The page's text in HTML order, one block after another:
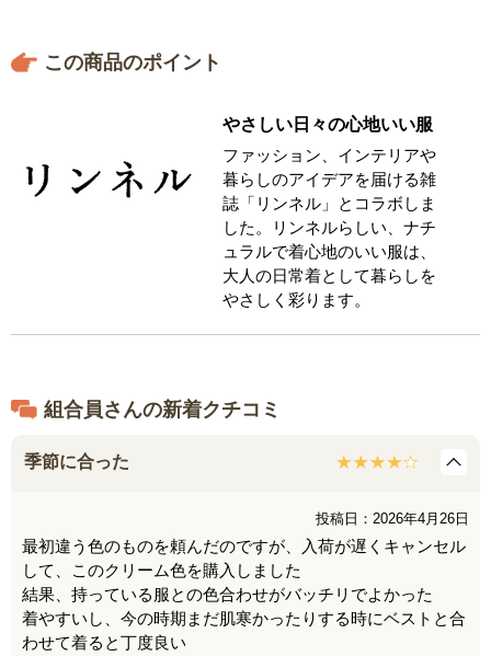
この商品のポイント
やさしい日々の心地いい服
ファッション、インテリアや
暮らしのアイデアを届ける雑
誌「リンネル」とコラボしま
した。リンネルらしい、ナチ
ュラルで着心地のいい服は、
大人の日常着として暮らしを
やさしく彩ります。
組合員さんの新着クチコミ
季節に合った
投稿日：2026年4月26日
最初違う色のものを頼んだのですが、入荷が遅くキャンセル
して、このクリーム色を購入しました
結果、持っている服との色合わせがバッチリでよかった
着やすいし、今の時期まだ肌寒かったりする時にベストと合
わせて着ると丁度良い